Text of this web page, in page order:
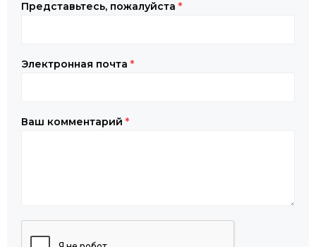
Представьтесь, пожалуйста *
Электронная почта *
Ваш комментарий *